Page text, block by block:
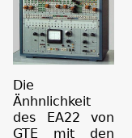
Die
Änhnlichkeit
des EA22 von
GTE mit den